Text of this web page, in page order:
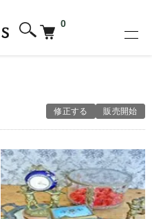
0
修正する 販売開始